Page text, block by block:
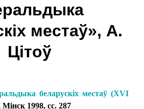
местаў», А.
Цітоў
беларускіх местаў (XVI
Мінск 1998, сс. 287